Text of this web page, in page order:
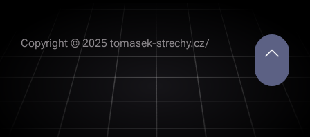
Copyright © 2025 tomasek-strechy.cz/